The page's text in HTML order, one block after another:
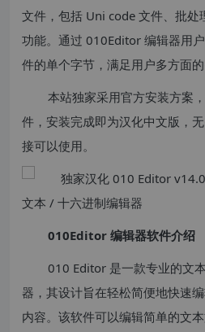
文件，包括 Uni code 文件、批处
功能。通过 010Editor 编辑器用
件的单个字节，满足用户多方面的
本站独家采用官方安装方案
件，安装完成即为汉化中文版，
接可以使用。
010Editor 编辑器软件介绍
010 Editor 是一款专业的文
器，其设计旨在轻松简便地快速
内容。该软件可以编辑简单的文